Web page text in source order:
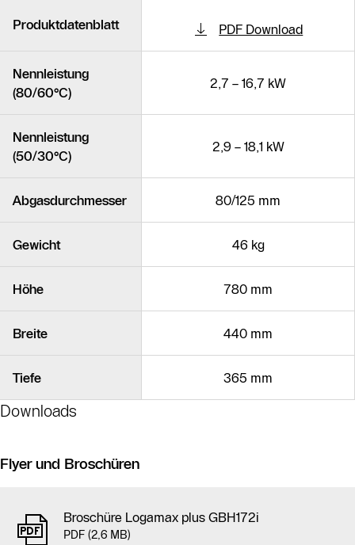
Produktdatenblatt PDF Download
Nennleistung
(80/60°C)
2,7 – 16,7 kW
Nennleistung
(50/30°C)
2,9 – 18,1 kW
Abgasdurchmesser 80/125 mm
Gewicht 46 kg
Höhe 780 mm
Breite 440 mm
Tiefe 365 mm
Downloads
Flyer und Broschüren
Broschüre Logamax plus GBH172i
PDF (2,6 MB)